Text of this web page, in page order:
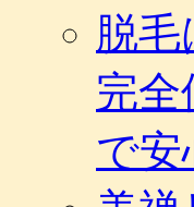
脱
完
で安